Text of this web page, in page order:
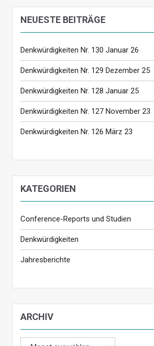
NEUESTE BEITRÄGE
Denkwürdigkeiten Nr. 130 Januar 26
Denkwürdigkeiten Nr. 129 Dezember 25
Denkwürdigkeiten Nr. 128 Januar 25
Denkwürdigkeiten Nr. 127 November 23
Denkwürdigkeiten Nr. 126 März 23
KATEGORIEN
Conference-Reports und Studien
Denkwürdigkeiten
Jahresberichte
ARCHIV
Archiv